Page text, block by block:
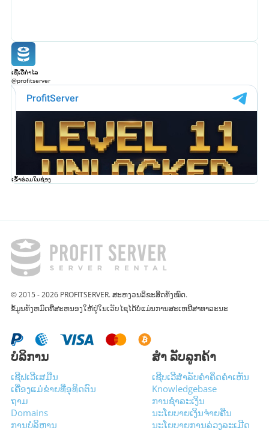
ເຊີເວີກໍາໄລ
@profitserver
ເຂົ້າຮ່ວມໃນຊ່ອງ
© 2015 - 2026 PROFITSERVER. ສະຫງວນລິຂະສິດທັງໝົດ.
ຂໍ້​ມູນ​ທັງ​ຫມົດ​ທີ່​ສະ​ຫນອງ​ໃຫ້​ຢູ່​ໃນ​ເວັບ​ໄຊ​ໄດ້​ບໍ່​ແມ່ນ​ການ​ສະ​ເຫນີ​ສາ​ທາ​ລະ​ນະ​
ບໍລິການ
ເຊີຟເວີເສມືນ
ເຄື່ອງແມ່ຂ່າຍທີ່ອຸທິດຕົນ
ຖາມ
Domains
ການບໍລິຫານ
ສຳ ລັບລູກຄ້າ
ເຊີບເວີສໍາລັບຄໍາຄຶດຄໍາເຫັນ
Knowledgebase
ການຊໍາລະເງິນ
ນະໂຍບາຍເງິນຈ່າຍຄືນ
ນະໂຍບາຍການລ່ວງລະເມີດ